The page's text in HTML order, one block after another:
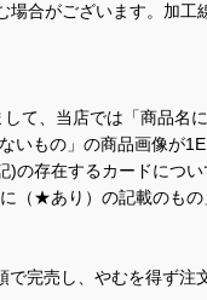
合がございます。加
て、当店では「商品
もの」の商品画像が
存在するカードにつ
（★あり）の記載のも
完売し、やむを得ず注